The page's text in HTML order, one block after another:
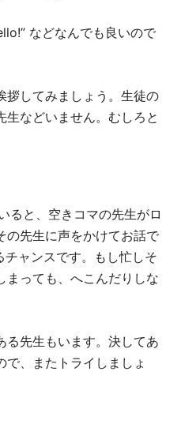
などなんでも良いので
拶してみましょう。生徒の
などいません。むしろと
ると、空きコマの先生がロ
の先生に声をかけてお話で
チャンスです。もし忙しそ
まっても、へこんだりしな
る先生もいます。決してあ
、またトライしましょ